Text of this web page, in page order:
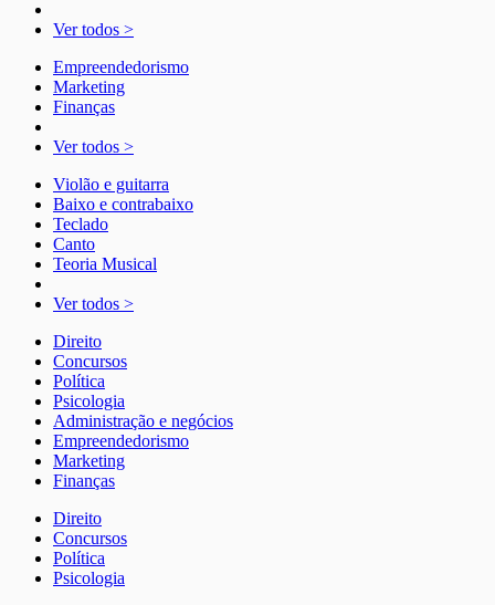
Ver todos >
Empreendedorismo
Marketing
Finanças
Ver todos >
Violão e guitarra
Baixo e contrabaixo
Teclado
Canto
Teoria Musical
Ver todos >
Direito
Concursos
Política
Psicologia
Administração e negócios
Empreendedorismo
Marketing
Finanças
Direito
Concursos
Política
Psicologia